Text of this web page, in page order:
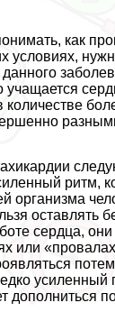
как
условиях,
учащается
ритм,
организма
оставлять
сердца, они
или
усиленный
дополниться